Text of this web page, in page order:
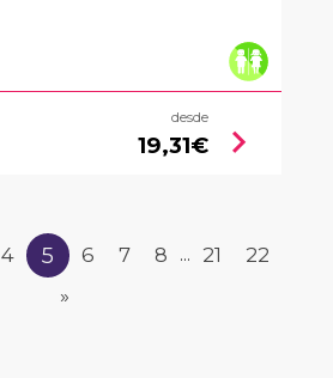
desde
19,31€ chevron_right
4 5 6 7 8 ... 21
22
»